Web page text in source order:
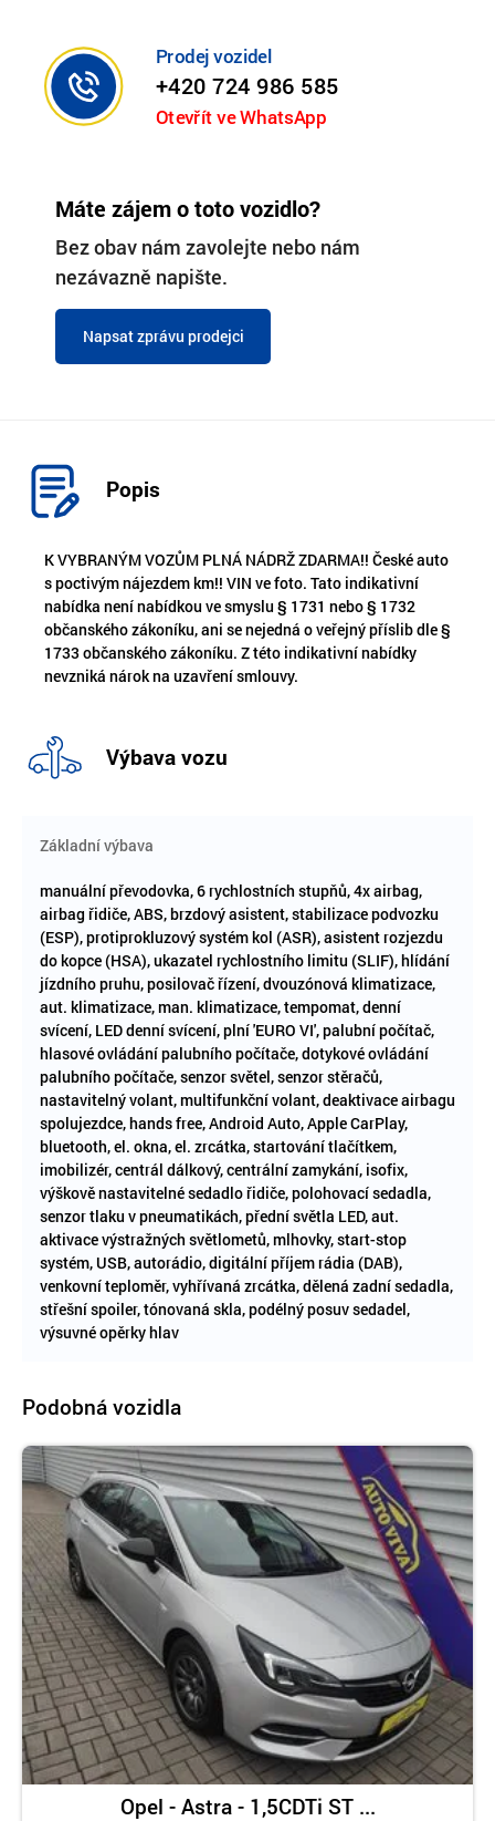
Prodej vozidel
+420 724 986 585
Otevřít ve WhatsApp
Máte zájem o toto vozidlo?
Bez obav nám zavolejte nebo nám
nezávazně napište.
Napsat zprávu prodejci
Popis
K VYBRANÝM VOZŮM PLNÁ NÁDRŽ ZDARMA!! České auto
s poctivým nájezdem km!! VIN ve foto. Tato indikativní
nabídka není nabídkou ve smyslu § 1731 nebo § 1732
občanského zákoníku, ani se nejedná o veřejný příslib dle §
1733 občanského zákoníku. Z této indikativní nabídky
nevzniká nárok na uzavření smlouvy.
Výbava vozu
Základní výbava
manuální převodovka, 6 rychlostních stupňů, 4x airbag,
airbag řidiče, ABS, brzdový asistent, stabilizace podvozku
(ESP), protiprokluzový systém kol (ASR), asistent rozjezdu
do kopce (HSA), ukazatel rychlostního limitu (SLIF), hlídání
jízdního pruhu, posilovač řízení, dvouzónová klimatizace,
aut. klimatizace, man. klimatizace, tempomat, denní
svícení, LED denní svícení, plní 'EURO VI', palubní počítač,
hlasové ovládání palubního počítače, dotykové ovládání
palubního počítače, senzor světel, senzor stěračů,
nastavitelný volant, multifunkční volant, deaktivace airbagu
spolujezdce, hands free, Android Auto, Apple CarPlay,
bluetooth, el. okna, el. zrcátka, startování tlačítkem,
imobilizér, centrál dálkový, centrální zamykání, isofix,
výškově nastavitelné sedadlo řidiče, polohovací sedadla,
senzor tlaku v pneumatikách, přední světla LED, aut.
aktivace výstražných světlometů, mlhovky, start-stop
systém, USB, autorádio, digitální příjem rádia (DAB),
venkovní teploměr, vyhřívaná zrcátka, dělená zadní sedadla,
střešní spoiler, tónovaná skla, podélný posuv sedadel,
výsuvné opěrky hlav
Podobná vozidla
Opel - Astra - 1,5CDTi ST ...